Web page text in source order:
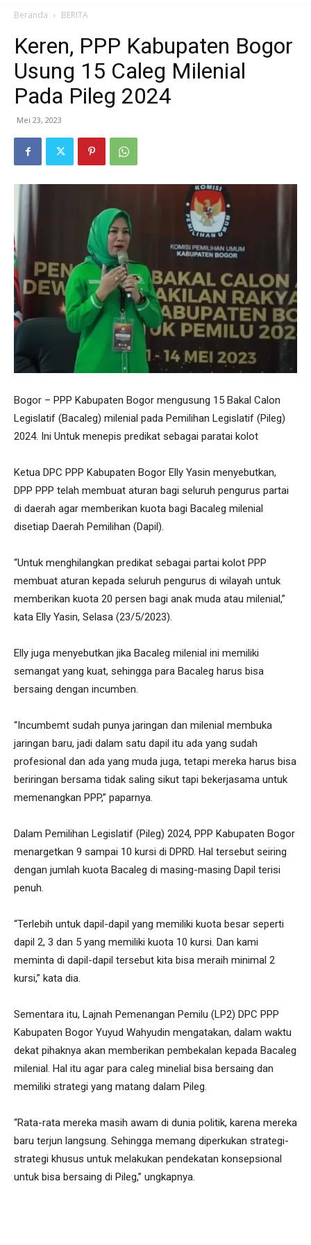
Beranda BERITA
Keren, PPP Kabupaten Bogor
Usung 15 Caleg Milenial
Pada Pileg 2024
Mei 23, 2023
Bogor – PPP Kabupaten Bogor mengusung 15 Bakal Calon
Legislatif (Bacaleg) milenial pada Pemilihan Legislatif (Pileg)
2024. Ini Untuk menepis predikat sebagai paratai kolot
Ketua DPC PPP Kabupaten Bogor Elly Yasin menyebutkan,
DPP PPP telah membuat aturan bagi seluruh pengurus partai
di daerah agar memberikan kuota bagi Bacaleg milenial
disetiap Daerah Pemilihan (Dapil).
“Untuk menghilangkan predikat sebagai partai kolot PPP
membuat aturan kepada seluruh pengurus di wilayah untuk
memberikan kuota 20 persen bagi anak muda atau milenial,”
kata Elly Yasin, Selasa (23/5/2023).
Elly juga menyebutkan jika Bacaleg milenial ini memiliki
semangat yang kuat, sehingga para Bacaleg harus bisa
bersaing dengan incumben.
“Incumbemt sudah punya jaringan dan milenial membuka
jaringan baru, jadi dalam satu dapil itu ada yang sudah
profesional dan ada yang muda juga, tetapi mereka harus bisa
beriringan bersama tidak saling sikut tapi bekerjasama untuk
memenangkan PPP,” paparnya.
Dalam Pemilihan Legislatif (Pileg) 2024, PPP Kabupaten Bogor
menargetkan 9 sampai 10 kursi di DPRD. Hal tersebut seiring
dengan jumlah kuota Bacaleg di masing-masing Dapil terisi
penuh.
“Terlebih untuk dapil-dapil yang memiliki kuota besar seperti
dapil 2, 3 dan 5 yang memiliki kuota 10 kursi. Dan kami
meminta di dapil-dapil tersebut kita bisa meraih minimal 2
kursi,” kata dia.
Sementara itu, Lajnah Pemenangan Pemilu (LP2) DPC PPP
Kabupaten Bogor Yuyud Wahyudin mengatakan, dalam waktu
dekat pihaknya akan memberikan pembekalan kepada Bacaleg
milenial. Hal itu agar para caleg minelial bisa bersaing dan
memiliki strategi yang matang dalam Pileg.
“Rata-rata mereka masih awam di dunia politik, karena mereka
baru terjun langsung. Sehingga memang diperkukan strategi-
strategi khusus untuk melakukan pendekatan konsepsional
untuk bisa bersaing di Pileg,” ungkapnya.